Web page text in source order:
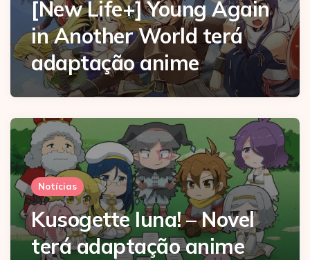
[New Life+] Young Again
in Another World terá
adaptação anime
Notícias
Kusogette Iuna! – Novel
terá adaptação anime